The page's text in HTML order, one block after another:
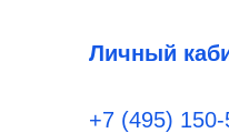
Личный
+7 (495) 150-